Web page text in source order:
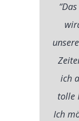
ich
tolle
Ich